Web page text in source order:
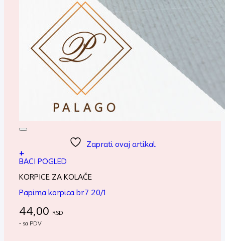
Zaprati ovaj artikal
+
BACI POGLED
KORPICE ZA KOLAČE
Papirna korpica br.7 20/1
44,00 RSD
- sa PDV